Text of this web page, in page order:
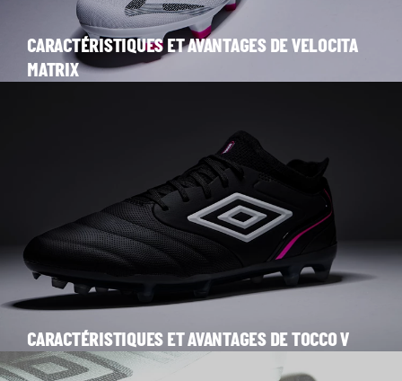
CARACTÉRISTIQUES ET AVANTAGES DE VELOCITA
MATRIX
CARACTÉRISTIQUES ET AVANTAGES DE TOCCO V